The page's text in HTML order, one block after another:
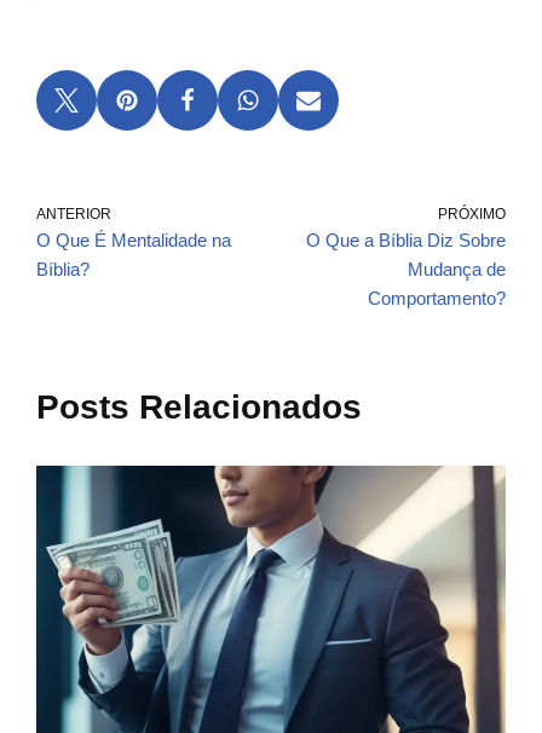
ANTERIOR
O Que É Mentalidade na
Bíblia?
PRÓXIMO
O Que a Bíblia Diz Sobre
Mudança de
Comportamento?
Posts Relacionados